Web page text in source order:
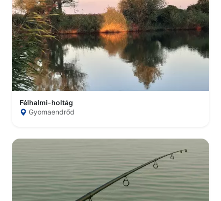
Félhalmi-holtág
Gyomaendrőd